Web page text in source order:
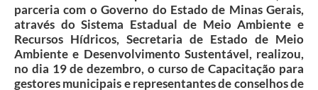
parceria com o Governo do Estado de Minas Gerais,
através do Sistema Estadual de Meio Ambiente e
Recursos Hídricos, Secretaria de Estado de Meio
Ambiente e Desenvolvimento Sustentável, realizou,
no dia 19 de dezembro, o curso de Capacitação para
gestores municipais e representantes de conselhos de